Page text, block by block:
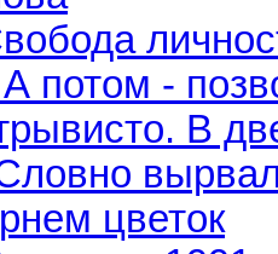
потом -
В
цветок